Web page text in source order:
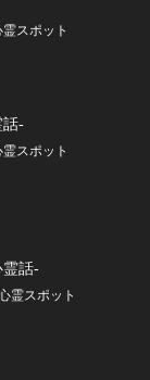
スポット
話-
スポット
霊話-
霊スポット